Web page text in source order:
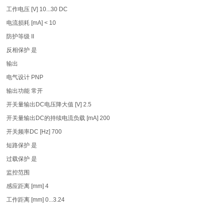
工作电压 [V] 10...30 DC
电流损耗 [mA] < 10
防护等级 II
反相保护 是
输出
电气设计 PNP
输出功能 常开
开关量输出DC电压降大值 [V] 2.5
开关量输出DC的持续电流负载 [mA] 200
开关频率DC [Hz] 700
短路保护 是
过载保护 是
监控范围
感应距离 [mm] 4
工作距离 [mm] 0...3.24